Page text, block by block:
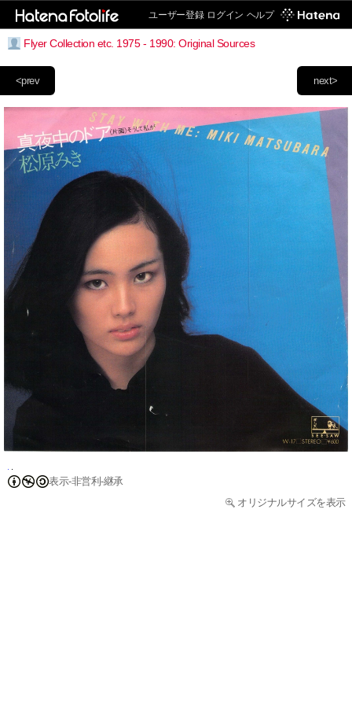
ユーザー登録 ログイン ヘルプ
Flyer Collection etc. 1975 - 1990: Original Sources
next>
<prev
表示-非営利-継承
オリジナルサイズを表示